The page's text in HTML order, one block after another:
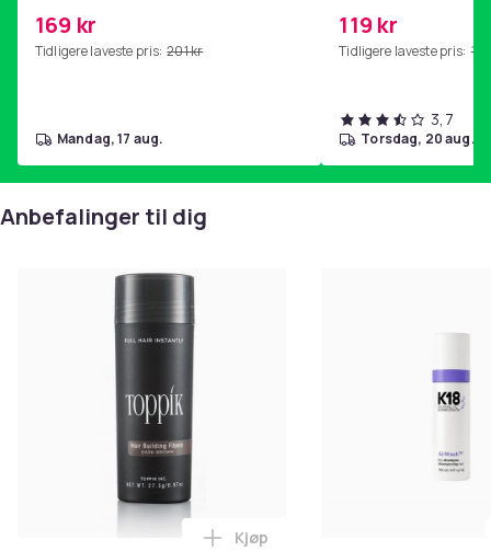
hjemmegymnastikk Pink
169 kr
Tidligere laveste pris: 201 kr
mandag, 17 aug.
119 kr
Tidligere laveste pris:
3,7
torsdag, 20 aug.
Anbefalinger til dig
Kjøp